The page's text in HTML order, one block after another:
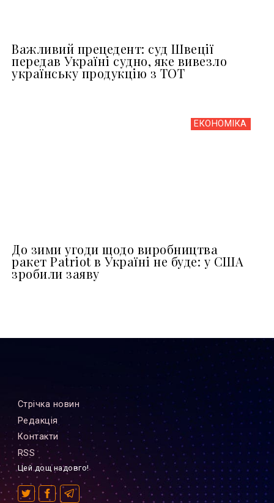
Важливий прецедент: суд Швеції
передав Україні судно, яке вивезло
українську продукцію з ТОТ
ЕКОНОМІКА
До зими угоди щодо виробництва
ракет Patriot в Україні не буде: у США
зробили заяву
Стрiчка новин
Редакцiя
Контакти
RSS
Цей дощ надовго!